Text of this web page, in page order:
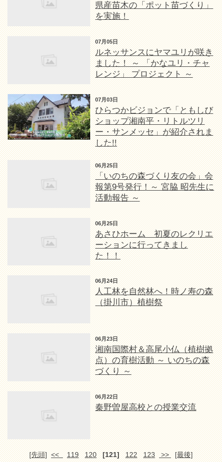
県産苗木の「ポット苗づくり」
を実施！
07月05日
ルネッサンスにヤマユリが咲き
ました！ ～ 「かなユリ・チャ
レンジ」 プロジェクト ～
07月03日
ひらつかビジョンで「ともしび
ショップ湘南平・リトルツリ
ー・サンメッセ」が紹介されま
した!!
06月25日
「いのちの森づくり友の会」会
報第9号発行！～ 宮脇 昭先生に
活動報告 ～
06月25日
あさひホーム 初夏のレクリエ
ーションに行ってきまし
た！！
06月24日
人工林を自然林へ！時ノ寿の森
（掛川市）植樹祭
06月23日
湘南国際村＆高尾小仏（植樹拠
点）の育樹活動 ～ いのちの森
づくり ～
06月22日
秦野曽屋高校との授業交流
[先頭] << 119 120 [121] 122 123 >> [最後]